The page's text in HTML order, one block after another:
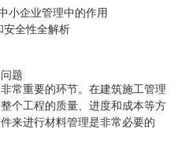
小企业管理中的作用
全性全解析
题
常重要的环节。在建筑施工管理
个工程的质量、进度和成本等方
来进行材料管理是非常必要的